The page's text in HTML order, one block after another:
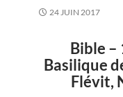
24 JUIN 2017
Bible –
Basilique
Flévit,